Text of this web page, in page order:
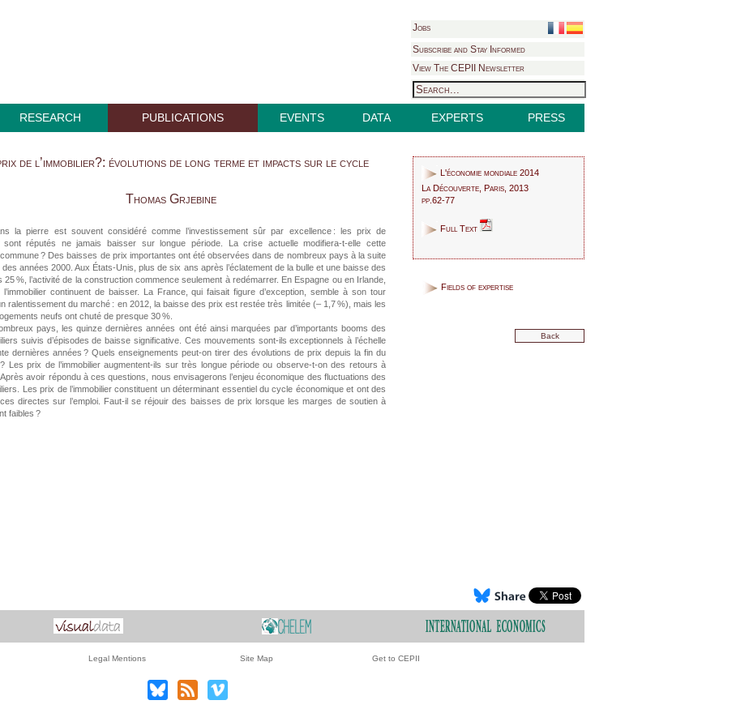
Jobs
Subscribe and Stay Informed
View The CEPII Newsletter
RESEARCH PUBLICATIONS EVENTS DATA EXPERTS PRESS
de l’immobilier?: évolutions de long terme et impacts sur le cycle
Thomas Grjebine
la pierre est souvent considéré comme l’investissement sûr par excellence : les prix de
sont réputés ne jamais baisser sur longue période. La crise actuelle ­modifiera-t-elle cette
? Des baisses de prix importantes ont été observées dans de nombreux pays à la suite
années 2000. Aux États-Unis, plus de six ans après l’éclatement de la bulle et une baisse des
25 %, l’activité de la construction commence seulement à redémarrer. En Espagne ou en Irlande,
continuent de baisser. La France, qui faisait figure d’exception, semble à son tour
ralentissement du marché : en 2012, la baisse des prix est restée très limitée (– 1,7 %), mais les
neufs ont chuté de presque 30 %.
pays, les quinze dernières années ont été ainsi marquées par d’importants booms des
suivis d’épisodes de baisse significative. Ces mouvements sont-ils exceptionnels à l’échelle
dernières années ? Quels enseignements peut-on tirer des évolutions de prix depuis la fin du
Les prix de l’immobilier augmentent-ils sur très longue période ou observe-t-on des retours à
Après avoir répondu à ces questions, nous envisagerons l’enjeu économique des fluctuations des
Les prix de l’immobilier constituent un déterminant essentiel du cycle économique et ont des
directes sur l’emploi. Faut-il se réjouir des baisses de prix lorsque les marges de soutien à
faibles ?
L'économie mondiale 2014
La Découverte, Paris, 2013
pp.62-77
Full Text
Fields of expertise
Back
Legal Mentions Site Map Get to CEPII